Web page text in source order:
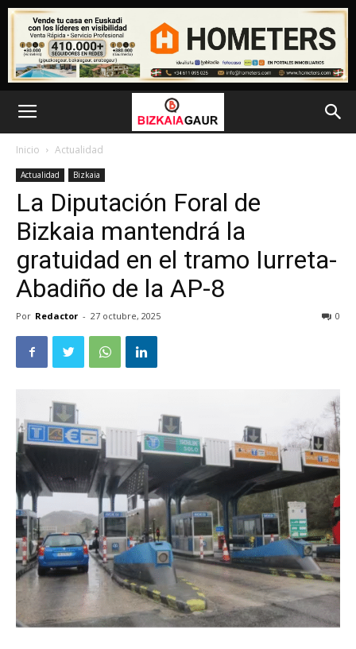
Inicio Actualidad
Actualidad Bizkaia
La Diputación Foral de
Bizkaia mantendrá la
gratuidad en el tramo Iurreta-
Abadiño de la AP-8
Por Redactor - 27 octubre, 2025 0